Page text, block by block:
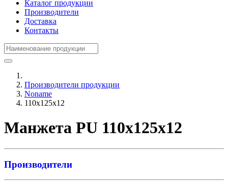
Каталог продукции
Производители
Доставка
Контакты
Производители продукции
Noname
110x125x12
Манжета PU 110x125x12
Производители